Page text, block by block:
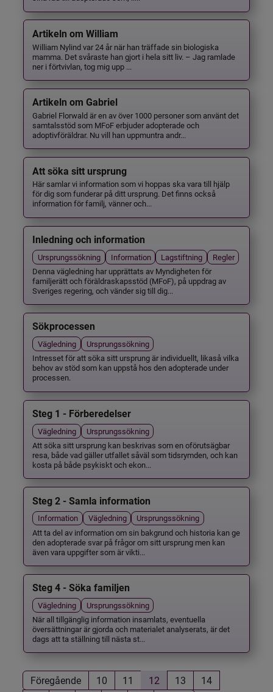
Artikeln om William
William Nylind var 24 år när han träffade sin biologiska
mamma. Det svåraste han gjort i hela sitt liv. – Jag ramlade
ner i förtvivlan, tog mig upp ...
Artikeln om Gabriel
Gabriel Florwald är en av över 1000 personer som använt det
samtalsstöd som MFoF erbjuder adopterade och
adoptivföräldrar. Nu vill han uppmuntra andr...
Att söka sitt ursprung
Här samlar vi information som vi hoppas ska vara till hjälp
för dig som funderar på ditt ursprung. Det finns också
information för familj, vänner och...
Inledning och information
Ursprungssökning Information Lagstiftning
Regler
Denna vägledning har upprättats av Myndigheten för
familjerätt och föräldraskapsstöd (MFoF), på uppdrag av
Sveriges regering, och vänder sig till dig...
Sökprocessen
Vägledning
Ursprungssökning
Intresset för att söka sitt ursprung är individuellt, likaså vilka
behov av stöd som kan uppstå hos den adopterade under
processen.
Steg 1 - Förberedelser
Vägledning
Ursprungssökning
Att söka sitt ursprung kan beskrivas som en oförutsägbar
resa, både vad gäller utfallet såväl som tidsrymden, och kan
kosta på både psykiskt och ekon...
Steg 2 - Samla information
Information Vägledning
Ursprungssökning
Att ta del av information om sin bakgrund och historia kan ge
den adopterade svar på frågor om sitt ursprung men kan
även vara uppgifter som är vikti...
Steg 4 - Söka familjen
Vägledning
Ursprungssökning
När all tillgänglig information insamlats, eventuella
översättningar är gjorda och materialet analyserats, är det
dags att ta ställning till nästa st...
Föregående 10 11 12 13
14